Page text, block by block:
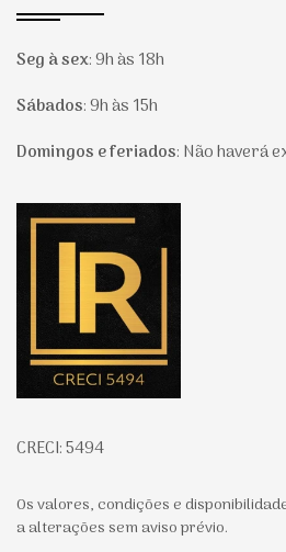
Seg à sex:9h às 18h
Sábados:9h às 15h
Domingos e feriados: Não haverá
Página inicial
CRECI: 5494
Os valores, condições e
a alterações sem aviso prévio.